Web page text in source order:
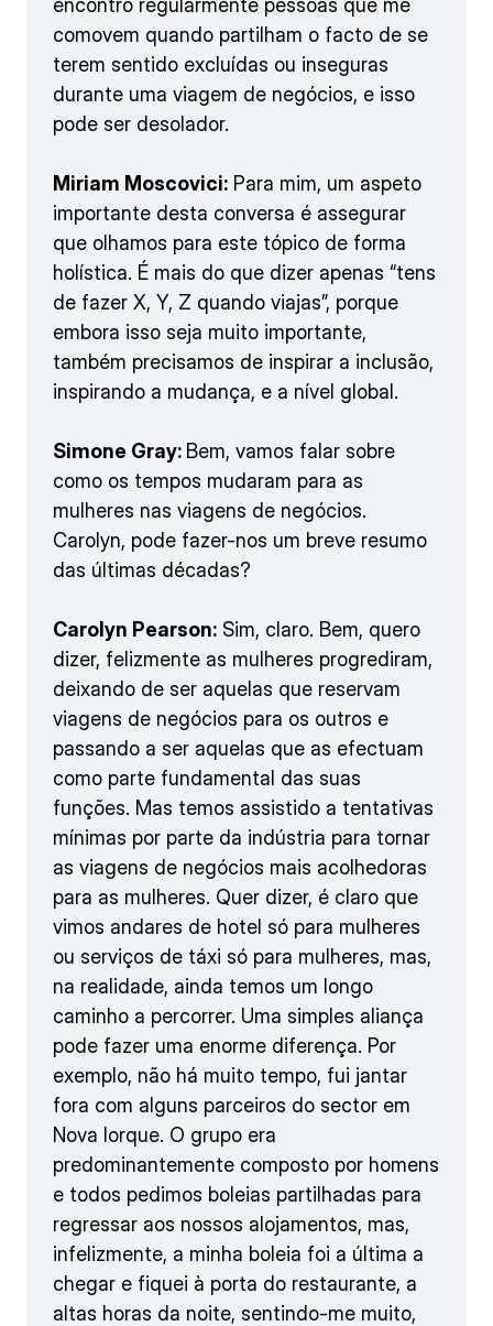
comovem quando partilham o facto de se
terem sentido excluídas ou inseguras
durante uma viagem de negócios, e isso
pode ser desolador.
Miriam Moscovici: Para mim, um aspeto
importante desta conversa é assegurar
que olhamos para este tópico de forma
holística. É mais do que dizer apenas “tens
de fazer X, Y, Z quando viajas”, porque
embora isso seja muito importante,
também precisamos de inspirar a inclusão,
inspirando a mudança, e a nível global.
Simone Gray: Bem, vamos falar sobre
como os tempos mudaram para as
mulheres nas viagens de negócios.
Carolyn, pode fazer-nos um breve resumo
das últimas décadas?
Carolyn Pearson: Sim, claro. Bem, quero
dizer, felizmente as mulheres progrediram,
deixando de ser aquelas que reservam
viagens de negócios para os outros e
passando a ser aquelas que as efectuam
como parte fundamental das suas
funções. Mas temos assistido a tentativas
mínimas por parte da indústria para tornar
as viagens de negócios mais acolhedoras
para as mulheres. Quer dizer, é claro que
vimos andares de hotel só para mulheres
ou serviços de táxi só para mulheres, mas,
na realidade, ainda temos um longo
caminho a percorrer. Uma simples aliança
pode fazer uma enorme diferença. Por
exemplo, não há muito tempo, fui jantar
fora com alguns parceiros do sector em
Nova Iorque. O grupo era
predominantemente composto por homens
e todos pedimos boleias partilhadas para
regressar aos nossos alojamentos, mas,
infelizmente, a minha boleia foi a última a
chegar e fiquei à porta do restaurante, a
altas horas da noite, sentindo-me muito,